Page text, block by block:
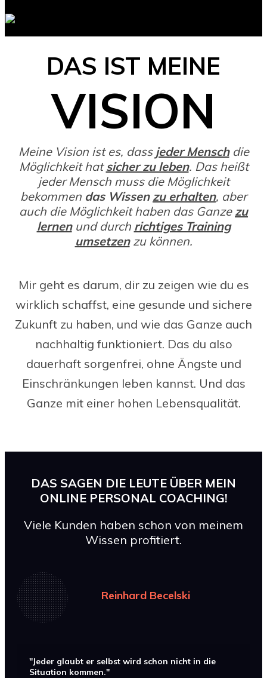
DAS IST MEINE
VISION
Meine Vision ist es, dass jeder Menschdie
Möglichkeit hatsicher zu leben. Das heißt
jeder Mensch muss die Möglichkeit
bekommen das Wissen zu erhalten, aber
auch die Möglichkeit haben das Ganze zu
lernenund durch richtiges Training
umsetzenzu können.
Mir geht es darum, dir zu zeigen wie du es
wirklich schaffst, eine gesunde und sichere
Zukunft zu haben, und wie das Ganze auch
nachhaltig funktioniert. Das du also
dauerhaft sorgenfrei, ohne Ängste und
Einschränkungen leben kannst. Und das
Ganze mit einer hohen Lebensqualität.
DAS SAGEN DIE LEUTE ÜBER MEIN
ONLINE PERSONAL COACHING!
Viele Kunden haben schon von meinem
Wissen profitiert.
Reinhard Becelski
"Jeder glaubt er selbst wird schon nicht in die
Situation kommen."